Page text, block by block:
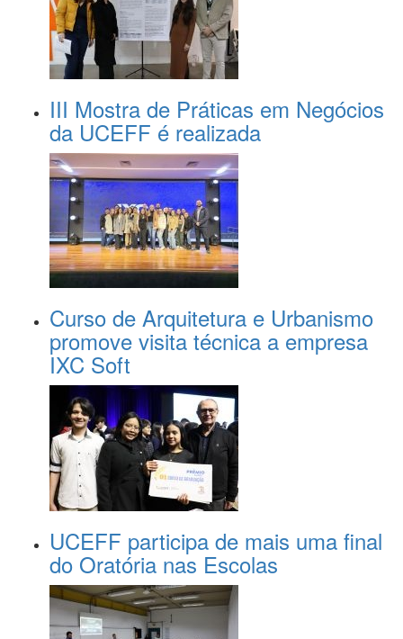
III Mostra de Práticas em Negócios
da UCEFF é realizada
Curso de Arquitetura e Urbanismo
promove visita técnica a empresa
IXC Soft
UCEFF participa de mais uma final
do Oratória nas Escolas